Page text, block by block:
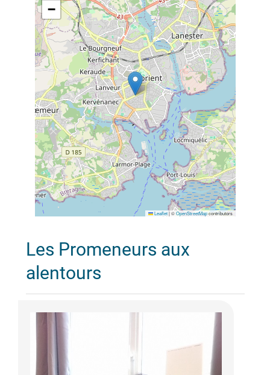
−
Leaflet |©OpenStreetMapcontributors
Les Promeneurs aux
alentours